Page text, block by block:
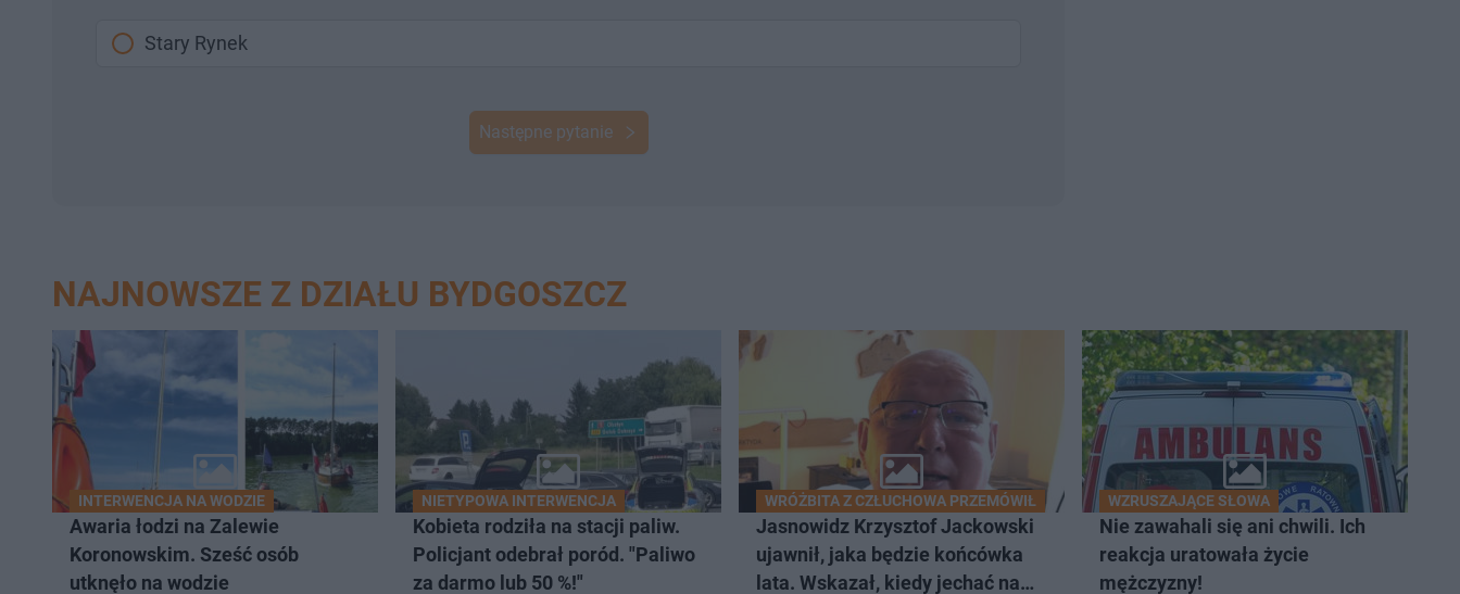
Stary Rynek
Następne pytanie
NAJNOWSZE Z DZIAŁU BYDGOSZCZ
INTERWENCJA NA WODZIE
Awaria łodzi na Zalewie
Koronowskim. Sześć osób
utknęło na wodzie
NIETYPOWA INTERWENCJA
Kobieta rodziła na stacji paliw.
Policjant odebrał poród. "Paliwo
za darmo lub 50 %!"
WRÓŻBITA Z CZŁUCHOWA PRZEMÓWIŁ
Jasnowidz Krzysztof Jackowski
ujawnił, jaka będzie końcówka
lata. Wskazał, kiedy jechać na
WZRUSZAJĄCE SŁOWA
Nie zawahali się ani chwili. Ich
reakcja uratowała życie
mężczyzny!